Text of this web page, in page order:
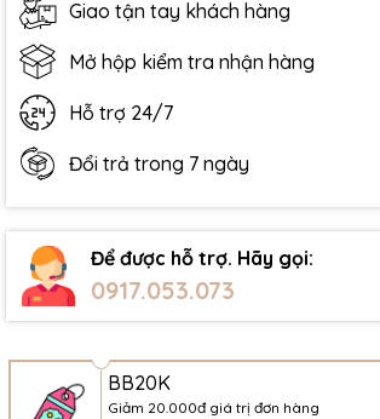
Giao tận tay khách hàng
Mở hộp kiểm tra nhận hàng
Hỗ trợ 24/7
Đổi trả trong 7 ngày
Để được hỗ trợ. Hãy gọi:
0917.053.073
BB20K
Giảm 20.000đ giá trị đơn hàng